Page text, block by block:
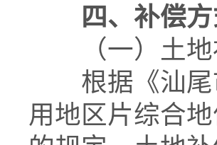
四、补偿
（一）土地
根据《汕尾
用地区片综合